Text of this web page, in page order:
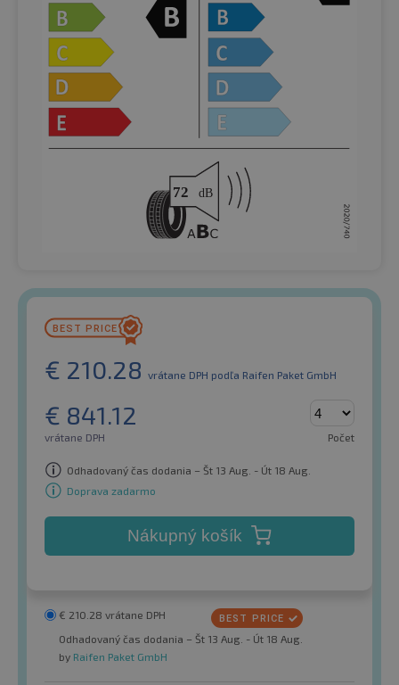
€ 210.28 vrátane DPH podľa Raifen Paket GmbH
€ 841.12
vrátane DPH Počet
Odhadovaný čas dodania – Št 13 Aug. - Út 18 Aug.
Doprava zadarmo
Nákupný košík
€ 210.28 vrátane DPH
Odhadovaný čas dodania – Št 13 Aug. - Út 18 Aug.
by Raifen Paket GmbH